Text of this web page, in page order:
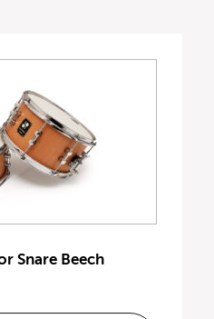
Snare Beech